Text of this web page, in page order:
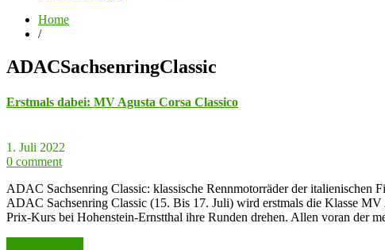
Home
/
ADACSachsenringClassic
Erstmals dabei: MV Agusta Corsa Classico
1. Juli 2022
0 comment
ADAC Sachsenring Classic: klassische Rennmotorräder der
ADAC Sachsenring Classic (15. Bis 17. Juli) wird erstmals die Klasse
Prix-Kurs bei Hohenstein-Ernstthal ihre Runden drehen. Allen voran der